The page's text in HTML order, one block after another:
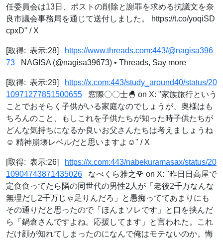
任委員会は13日、ポストの削除と謝罪を求める抗議文を奈
良市議会事務局を通じて送付しました。 https://t.co/yoqiSD
cpxD" / X
[取得: 表示:28]
https://www.threads.com:443/@nagisa396
73 NAGISA (@nagisa39673) • Threads, Say more
[取得: 表示:29]
https://x.com:443/study_around40/status/20
10971277851500655 窓際〇〇士🐣 on X: "家族旅行という
ことでおそらく子供がいる家庭なのでしょうが、奥様はも
ちろんのこと、もしこれを子供たちが知った時子供たちが
どんな気持ちになるか良いお父さんたちは考えましょうね
☺️ 精神崩壊レベルだと思いますよ☺️" / X
[取得: 表示:26]
https://x.com:443/nabekuramasax/status/20
10904743871435026 なべくら雅之🌹 on X: "昨日日高屋で
定食食ってたら隣の同世代の男性2人が「老後2千万なんな
無理だし2千万じゃ足りんだろ」と愚痴っててあまりにも
その通りだと思ったので「ほんまソレです」と口を挟んだ
ら「鍋倉さんですよね。応援してます」と言われた。これ
だけ顔が知れてしまったのになんで俺はモテないのか。悔